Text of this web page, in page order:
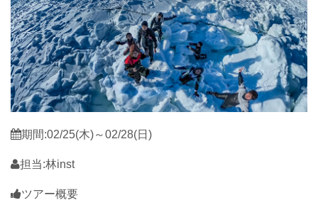
期間:02/25(木)～02/28(日)
担当:林inst
ツアー概要